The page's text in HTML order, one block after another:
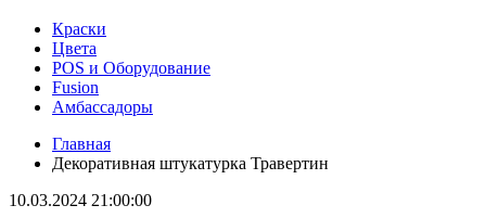
Краски
Цвета
POS и Оборудование
Fusion
Амбассадоры
Главная
Декоративная штукатурка Травертин
10.03.2024 21:00:00